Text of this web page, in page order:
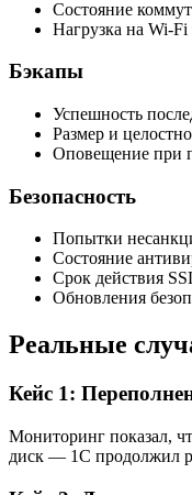
Состояние
Нагрузка на Wi-Fi
Бэкапы
Успешность
Размер и
Оповещение при
Безопасность
Попытки
Состояние
Срок действия
Обновления
Реальные
Кейс 1:
Мониторинг показал,
диск — 1С продолжил